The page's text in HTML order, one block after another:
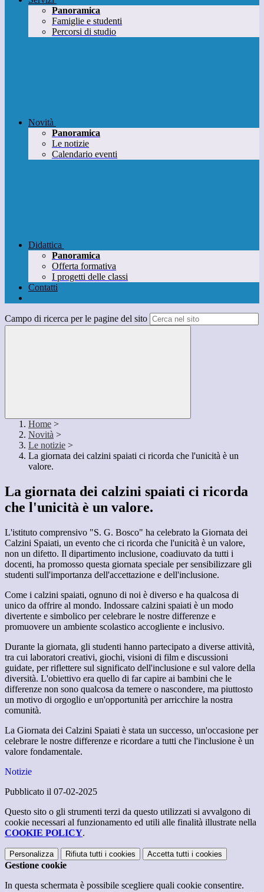
Panoramica
Famiglie e studenti
Percorsi di studio
Novità
Panoramica
Le notizie
Calendario eventi
Didattica
Panoramica
Offerta formativa
I progetti delle classi
Contatti
Campo di ricerca per le pagine del sito
Home >
Novità >
Le notizie >
La giornata dei calzini spaiati ci ricorda che l'unicità è un
valore.
La giornata dei calzini spaiati ci ricorda
che l'unicità è un valore.
L'istituto comprensivo "S. G. Bosco" ha celebrato la Giornata dei
Calzini Spaiati, un evento che ci ricorda che l'unicità è un valore,
non un difetto. Il dipartimento inclusione, coadiuvato da tutti i
docenti, ha promosso questa giornata speciale per sensibilizzare gli
studenti sull'importanza dell'accettazione e dell'inclusione.
Come i calzini spaiati, ognuno di noi è diverso e ha qualcosa di
unico da offrire al mondo. Indossare calzini spaiati è un modo
divertente e simbolico per celebrare le nostre differenze e
promuovere un ambiente scolastico accogliente e inclusivo.
Durante la giornata, gli studenti hanno partecipato a diverse attività,
tra cui laboratori creativi, giochi, visioni di film e discussioni
guidate, per riflettere sul significato dell'inclusione e sul valore della
diversità. L'obiettivo era quello di far capire ai bambini che le
differenze non sono qualcosa da temere o nascondere, ma piuttosto
un motivo di orgoglio e un'opportunità per arricchire la nostra
comunità.
La Giornata dei Calzini Spaiati è stata un successo, un'occasione per
celebrare le nostre differenze e ricordare a tutti che l'inclusione è un
valore fondamentale.
Notizie
Pubblicato il 07-02-2025
Questo sito o gli strumenti terzi da questo utilizzati si avvalgono di
cookie necessari al funzionamento ed utili alle finalità illustrate nella
COOKIE POLICY.
Personalizza Rifiuta tutti i cookies Accetta tutti i cookies
Gestione cookie
In questa schermata è possibile scegliere quali cookie consentire.